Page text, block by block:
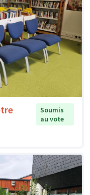
Soumis
au vote